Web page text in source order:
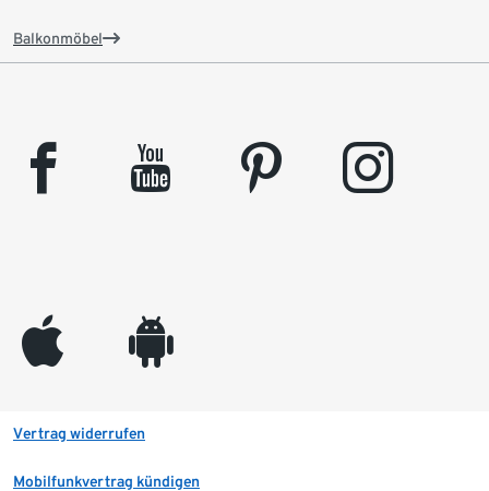
Balkonmöbel
facebook youtube pinterest instagram
appleinc android
Vertrag widerrufen
Mobilfunkvertrag kündigen